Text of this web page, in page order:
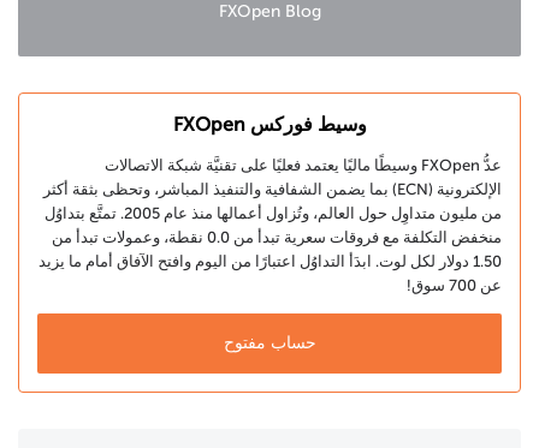
FXOpen Blog
وسيط فوركس FXOpen
عدُّ FXOpen وسيطًا ماليًا يعتمد فعليًا على تقنيَّة شبكة الاتصالات
الإلكترونية (ECN) بما يضمن الشفافية والتنفيذ المباشر، وتحظى بثقة أكثر
من مليون متداوِل حول العالم، وتُزاول أعمالها منذ عام 2005. تمتَّع بتداوُل
منخفض التكلفة مع فروقات سعرية تبدأ من 0.0 نقطة، وعمولات تبدأ من
1.50 دولار لكل لوت. ابدَأ التداوُل اعتبارًا من اليوم وافتح الآفاق أمام ما يزيد
عن 700 سوق!
حساب مفتوح